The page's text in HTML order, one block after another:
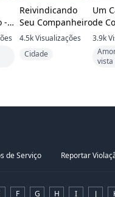
-
de
Reivindicando
Seu Companheiro
4.5kVisualizações
Cidade
Um
de
3.9k
vista
de Serviço Reportar
F G H I J